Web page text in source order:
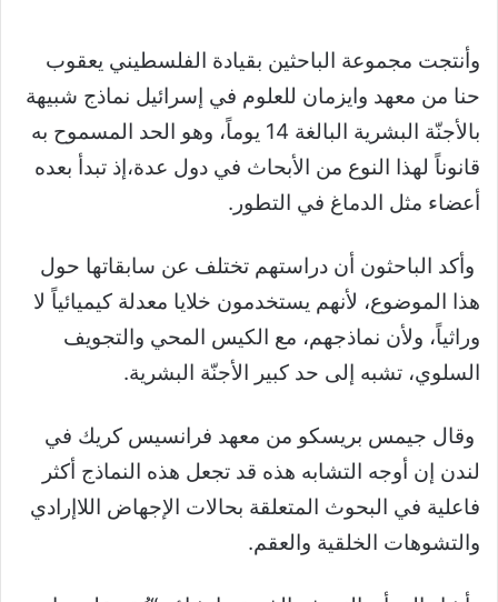
وأنتجت مجموعة الباحثين بقيادة الفلسطيني يعقوب
حنا من معهد وايزمان للعلوم في إسرائيل نماذج شبيهة
بالأجنّة البشرية البالغة 14 يوماً، وهو الحد المسموح به
قانوناً لهذا النوع من الأبحاث في دول عدة،إذ تبدأ بعده
أعضاء مثل الدماغ في التطور.
وأكد الباحثون أن دراستهم تختلف عن سابقاتها حول
هذا الموضوع، لأنهم يستخدمون خلايا معدلة كيميائياً لا
وراثياً، ولأن نماذجهم، مع الكيس المحي والتجويف
السلوي، تشبه إلى حد كبير الأجنّة البشرية.
وقال جيمس بريسكو من معهد فرانسيس كريك في
لندن إن أوجه التشابه هذه قد تجعل هذه النماذج أكثر
فاعلية في البحوث المتعلقة بحالات الإجهاض اللاإرادي
والتشوهات الخلقية والعقم.